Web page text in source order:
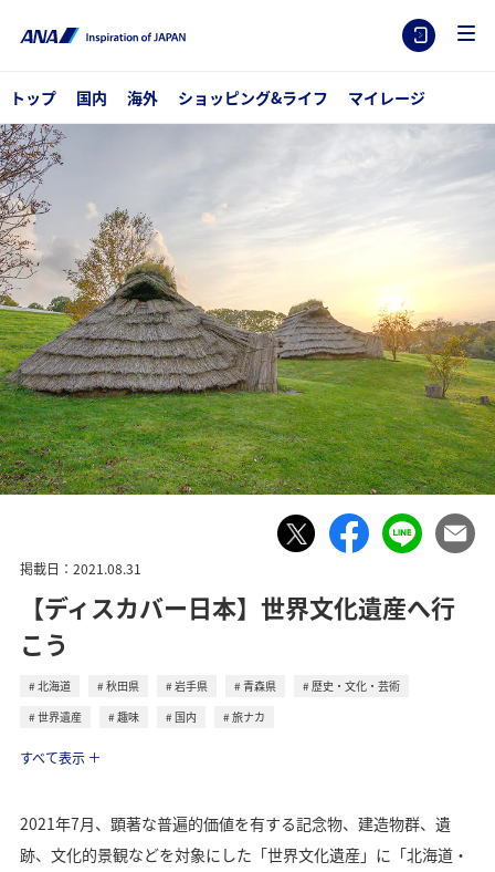
トップ 国内 海外 ショッピング&ライフ マイレージ
掲載日：2021.08.31
【ディスカバー日本】世界文化遺産へ行
こう
北海道 秋田県 岩手県 青森県
歴史・文化・芸術
世界遺産
趣味 国内
旅ナカ
すべて表示
2021年7月、顕著な普遍的価値を有する記念物、建造物群、遺
跡、文化的景観などを対象にした「世界文化遺産」に「北海道・